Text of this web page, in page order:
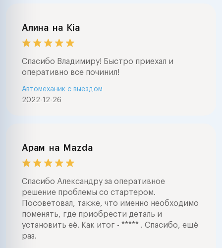
Алина на Kia
Спасибо Владимиру! Быстро приехал и
оперативно все починил!
2022-12-26
Автомеханик с выездом
Арам на Mazda
Спасибо Александру за оперативное
решение проблемы со стартером.
Посоветовал, также, что именно необходимо
поменять, где приобрести деталь и
установить её. Как итог - ***** . Спасибо, ещё
раз.